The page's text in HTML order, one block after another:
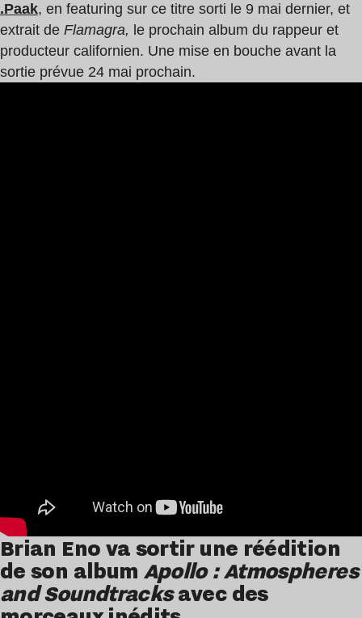
.Paak, en featuring sur ce titre sorti le 9 mai dernier, et
extrait de Flamagra, le prochain album du rappeur et
producteur californien. Une mise en bouche avant la
sortie prévue 24 mai prochain.
Brian Eno va sortir une réédition
de son album Apollo : Atmospheres
and Soundtracksavec des